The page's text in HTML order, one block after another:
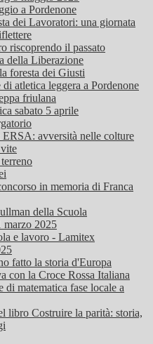
a Pordenone
dei Lavoratori: una giornata
riscoprendo il passato
della Liberazione
foresta dei Giusti
atletica leggera a Pordenone
friulana
sabato 5 aprile
avversità nelle colture
in memoria di Franca
della Scuola
marzo 2025
e lavoro - Lamitex
fatto la storia d'Europa
con la Croce Rossa Italiana
di matematica fase locale a
libro Costruire la parità: storia,